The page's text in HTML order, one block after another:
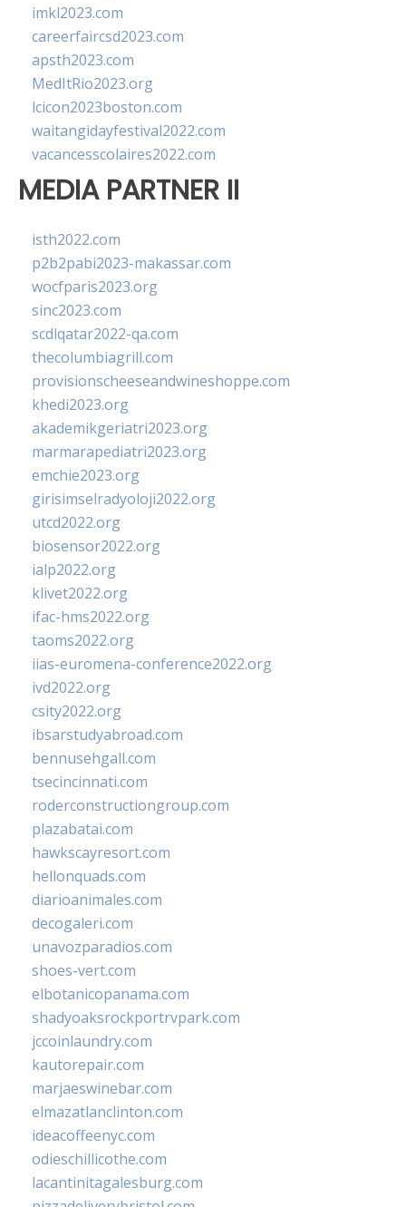
imkl2023.com
careerfaircsd2023.com
apsth2023.com
MedItRio2023.org
lcicon2023boston.com
waitangidayfestival2022.com
vacancesscolaires2022.com
MEDIA PARTNER II
isth2022.com
p2b2pabi2023-makassar.com
wocfparis2023.org
sinc2023.com
scdlqatar2022-qa.com
thecolumbiagrill.com
provisionscheeseandwineshoppe.com
khedi2023.org
akademikgeriatri2023.org
marmarapediatri2023.org
emchie2023.org
girisimselradyoloji2022.org
utcd2022.org
biosensor2022.org
ialp2022.org
klivet2022.org
ifac-hms2022.org
taoms2022.org
iias-euromena-conference2022.org
ivd2022.org
csity2022.org
ibsarstudyabroad.com
bennusehgall.com
tsecincinnati.com
roderconstructiongroup.com
plazabatai.com
hawkscayresort.com
hellonquads.com
diarioanimales.com
decogaleri.com
unavozparadios.com
shoes-vert.com
elbotanicopanama.com
shadyoaksrockportrvpark.com
jccoinlaundry.com
kautorepair.com
marjaeswinebar.com
elmazatlanclinton.com
ideacoffeenyc.com
odieschillicothe.com
lacantinitagalesburg.com